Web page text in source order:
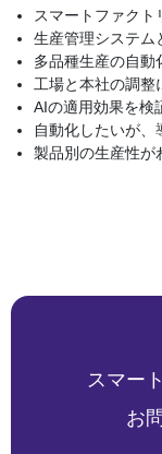
スマートファクト
生産管理システム
多品種生産の自動
工場と本社の調整
AIの適用効果を検
自動化したいが
製品別の生産性が
スマー
お